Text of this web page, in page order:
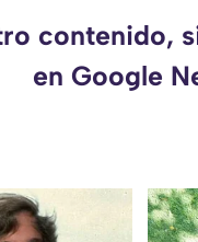
contenido,
en Google